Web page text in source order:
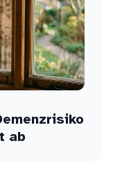
ab